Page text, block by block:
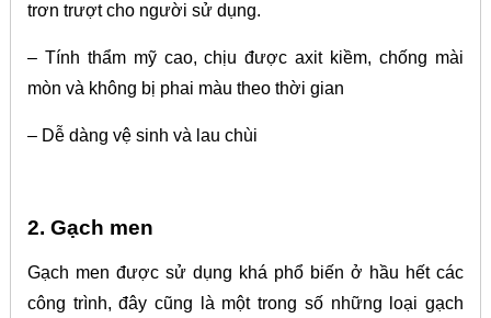
trơn trượt cho người sử dụng.
– Tính thẩm mỹ cao, chịu được axit kiềm, chống mài
mòn và không bị phai màu theo thời gian
– Dễ dàng vệ sinh và lau chùi
2. Gạch men
Gạch men được sử dụng khá phổ biến ở hầu hết các
công trình, đây cũng là một trong số những loại gạch